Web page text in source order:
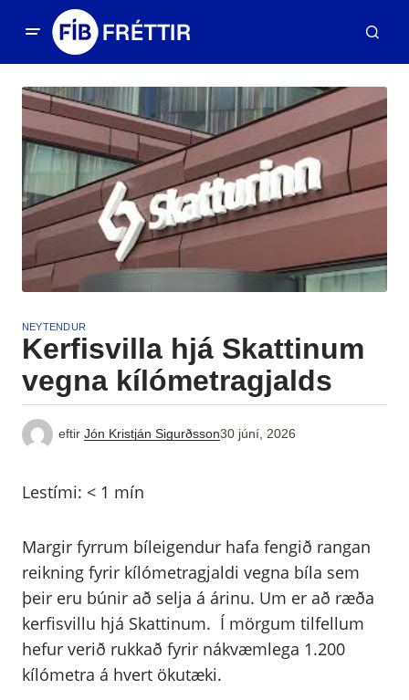
NEYTENDUR
Kerfisvilla hjá Skattinum
vegna kílómetragjalds
eftir Jón Kristján Sigurðsson30 júní, 2026
Lestími: < 1 mín
Margir fyrrum bíleigendur hafa fengið rangan
reikning fyrir kílómetragjaldi vegna bíla sem
þeir eru búnir að selja á árinu. Um er að ræða
kerfisvillu hjá Skattinum. Í mörgum tilfellum
hefur verið rukkað fyrir nákvæmlega 1.200
kílómetra á hvert ökutæki.